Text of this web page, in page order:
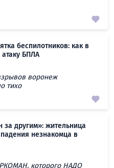
беспилотников: как в
БПЛА
воронеж
тихо
за другим»: жительница
незнакомца в
которого НАДО